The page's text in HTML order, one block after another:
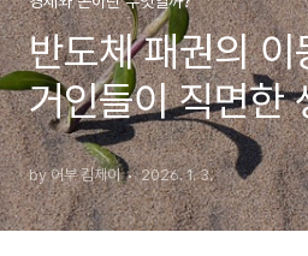
반도체 패권의 이
거인들이 직면한
by 어부 킴제이 2026. 1. 3.